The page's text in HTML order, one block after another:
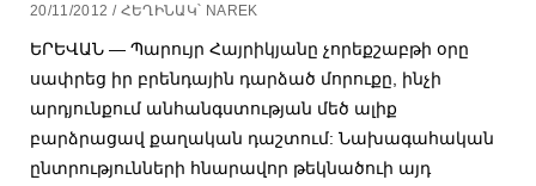
20/11/2012 / ՀԵՂԻՆԱԿ՝ NAREK
ԵՐԵՎԱՆ — Պարույր Հայրիկյանը չորեքշաբթի օրը
սափրեց իր բրենդային դարձած մորուքը, ինչի
արդյունքում անհանգստության մեծ ալիք
բարձրացավ քաղական դաշտում: Նախագահական
ընտրությունների հնարավոր թեկնածուի այդ